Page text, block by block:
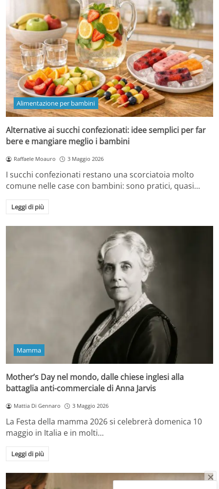
Alimentazione per bambini
Alternative ai succhi confezionati: idee semplici per far
bere e mangiare meglio i bambini
Raffaele Moauro 3 Maggio 2026
I succhi confezionati restano una scorciatoia molto
comune nelle case con bambini: sono pratici, quasi…
Leggi di più
Mamma
Mother’s Day nel mondo, dalle chiese inglesi alla
battaglia anti-commerciale di Anna Jarvis
Mattia Di Gennaro 3 Maggio 2026
La Festa della mamma 2026 si celebrerà domenica 10
maggio in Italia e in molti…
Leggi di più